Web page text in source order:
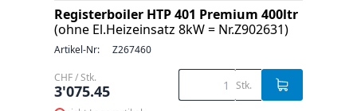
Registerboiler HTP 401 Premium 400ltr
(ohne El.Heizeinsatz 8kW = Nr.Z902631)
Artikel-Nr: Z267460
CHF / Stk.
3'075.45 Stk.